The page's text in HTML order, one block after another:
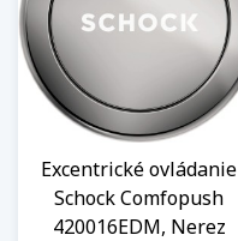
Excentrické ovládanie
Schock Comfopush
420016EDM, Nerez